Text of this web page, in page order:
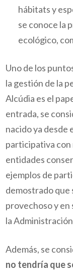
hábitats y
se conoce la
ecológico,
Uno de los
la gestión de la
Alcúdia es el
entrada, se
nacido ya desde
participativa
entidades
ejemplos de
demostrado que
provechoso y
la
Además, se
no tendría que